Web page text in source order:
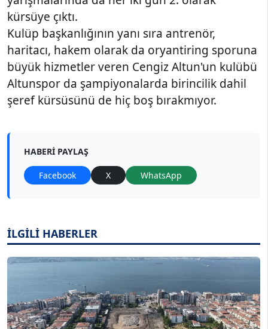
kürsüye çıktı.
Kulüp başkanlığının yanı sıra antrenör,
haritacı, hakem olarak da oryantiring sporuna
büyük hizmetler veren Cengiz Altun'un kulübü
Altunspor da şampiyonalarda birincilik dahil
şeref kürsüsünü de hiç boş bırakmıyor.
HABERI PAYLAŞ
Facebook X WhatsApp
İLGİLİ HABERLER